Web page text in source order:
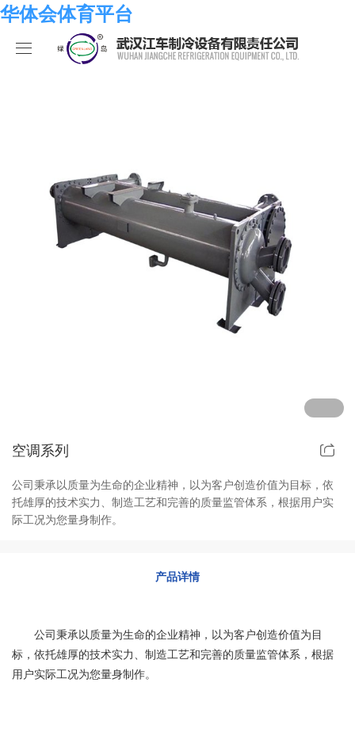
华体会体育平台
华体会体育平台
化工系列
空调系列
华体会体育平台
荣誉资质
华体会体育平台
华体会体育平台
合作伙伴
空调系列
公司秉承以质量为生命的企业精神，以为客户创造价值为目标，依
托雄厚的技术实力、制造工艺和完善的质量监管体系，根据用户实
际工况为您量身制作。
产品详情
公司秉承以质量为生命的企业精神，以为客户创造价值为目
标，依托雄厚的技术实力、制造工艺和完善的质量监管体系，根据
用户实际工况为您量身制作。